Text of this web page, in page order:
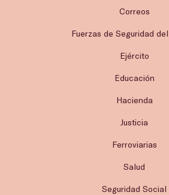
Correos
Fuerzas de Seguridad
Ejército
Educación
Hacienda
Justicia
Ferroviarias
Salud
Seguridad Social